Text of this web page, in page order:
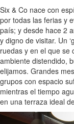
Six & Co nace con
por todas las ferias y
país; y desde hace 2
y digno de visitar. Un
ruedas y en el que se
ambiente distendido,
elijamos. Grandes
grupos con espacio
mientras el tiempo
en una terraza ideal